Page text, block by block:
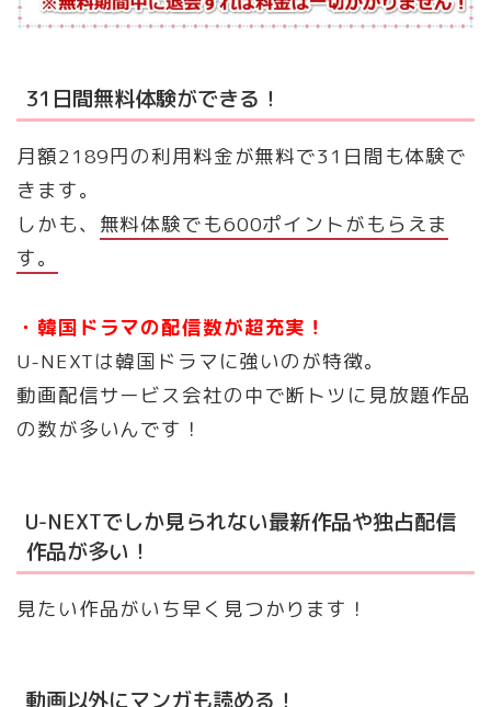
31日間無料体験ができる！
月額2189円の利用料金が無料で31日間も体験で
きます。
しかも、 無料体験でも600ポイントがもらえま
す。
・韓国ドラマの配信数が超充実！
U-NEXTは韓国ドラマに強いのが特徴。
動画配信サービス会社の中で断トツに見放題作品
の数が多いんです！
U-NEXTでしか見られない最新作品や独占配信
作品が多い！
見たい作品がいち早く見つかります！
動画以外にマンガも読める！